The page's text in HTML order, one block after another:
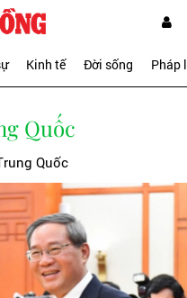
Kinh tế Đời sống Pháp
Quốc
Quốc